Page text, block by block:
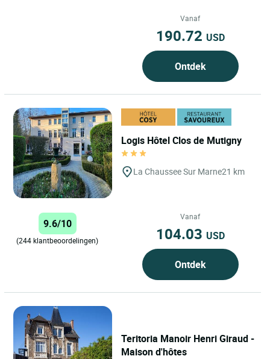
Champagnegebied, te...
Vanaf
190.72 USD
Ontdek
Logis Hôtel Clos de Mutigny
La Chaussee Sur Marne21 km
9.6/10
(244 klantbeoordelingen)
Vanaf
104.03 USD
Ontdek
Teritoria Manoir Henri Giraud -
Maison d'hôtes